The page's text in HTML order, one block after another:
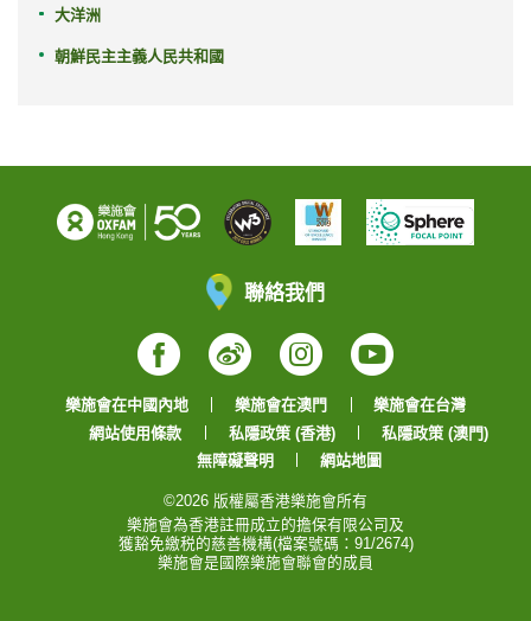
大洋洲
朝鮮民主主義人民共和國
聯絡我們
Facebook
WeiboInstagram
YouTube
樂施會在中國內地 樂施會在澳門
樂施會在台灣
網站使用條款
私隱政策 (香港)
私隱政策 (澳門)
無障礙聲明
網站地圖
©2026 版權屬香港樂施會所有
樂施會為香港註冊成立的擔保有限公司及
獲豁免繳税的慈善機構(檔案號碼：91/2674)
樂施會是國際樂施會聯會的成員